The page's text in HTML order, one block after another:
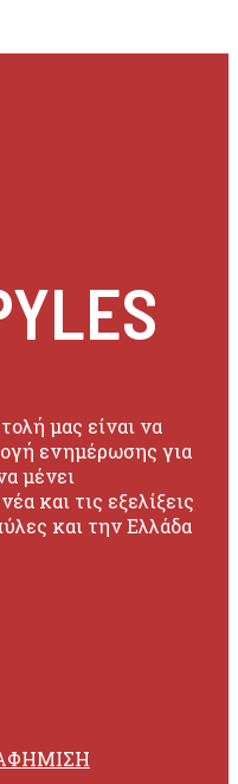
μας είναι να
ενημέρωσης για
μένει
και τις εξελίξεις
και την Ελλάδα